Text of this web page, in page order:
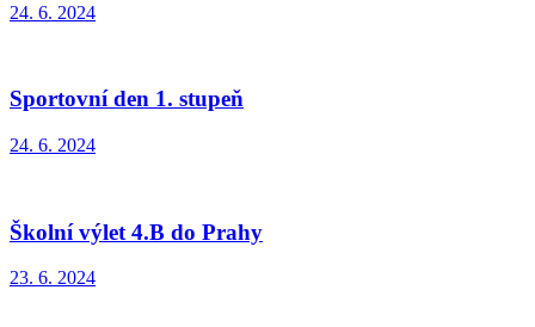
24. 6. 2024
Sportovní den 1. stupeň
24. 6. 2024
Školní výlet 4.B do Prahy
23. 6. 2024